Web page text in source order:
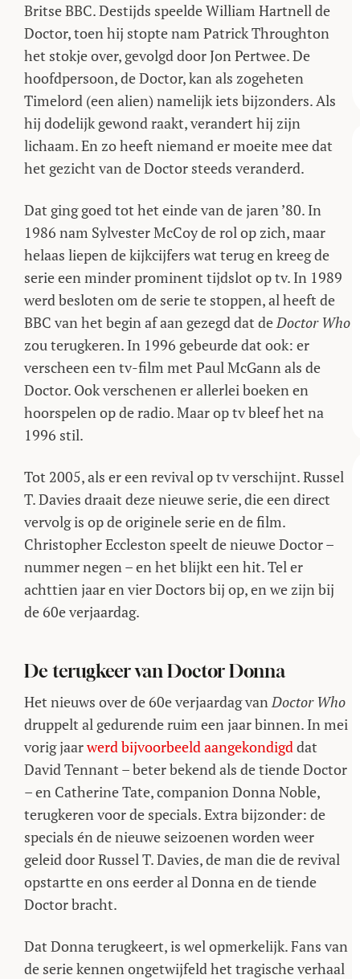
Britse BBC. Destijds speelde William Hartnell de
Doctor, toen hij stopte nam Patrick Throughton
het stokje over, gevolgd door Jon Pertwee. De
hoofdpersoon, de Doctor, kan als zogeheten
Timelord (een alien) namelijk iets bijzonders. Als
hij dodelijk gewond raakt, verandert hij zijn
lichaam. En zo heeft niemand er moeite mee dat
het gezicht van de Doctor steeds veranderd.
Dat ging goed tot het einde van de jaren ’80. In
1986 nam Sylvester McCoy de rol op zich, maar
helaas liepen de kijkcijfers wat terug en kreeg de
serie een minder prominent tijdslot op tv. In 1989
werd besloten om de serie te stoppen, al heeft de
BBC van het begin af aan gezegd dat deDoctor Who
zou terugkeren. In 1996 gebeurde dat ook: er
verscheen een tv-film met Paul McGann als de
Doctor. Ook verschenen er allerlei boeken en
hoorspelen op de radio. Maar op tv bleef het na
1996 stil.
Tot 2005, als er een revival op tv verschijnt. Russel
T. Davies draait deze nieuwe serie, die een direct
vervolg is op de originele serie en de film.
Christopher Eccleston speelt de nieuwe Doctor –
nummer negen – en het blijkt een hit. Tel er
achttien jaar en vier Doctors bij op, en we zijn bij
de 60e verjaardag.
De terugkeer van Doctor Donna
Het nieuws over de 60e verjaardag vanDoctor Who
druppelt al gedurende ruim een jaar binnen. In mei
vorig jaarwerd bijvoorbeeld aangekondigddat
David Tennant – beter bekend als de tiende Doctor
– en Catherine Tate, companion Donna Noble,
terugkeren voor de specials. Extra bijzonder: de
specials én de nieuwe seizoenen worden weer
geleid door Russel T. Davies, de man die de revival
opstartte en ons eerder al Donna en de tiende
Doctor bracht.
Dat Donna terugkeert, is wel opmerkelijk. Fans van
de serie kennen ongetwijfeld het tragische verhaal